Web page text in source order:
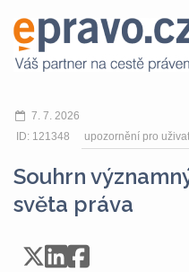
7. 7. 2026
ID: 121348
upozornění pro
Souhrn
světa práva